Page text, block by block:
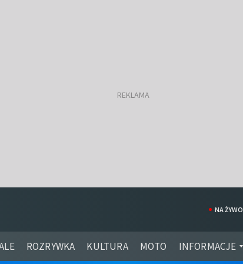
ROZRYWKA KULTURA MOTO INFORMACJE
NA ŻYWO